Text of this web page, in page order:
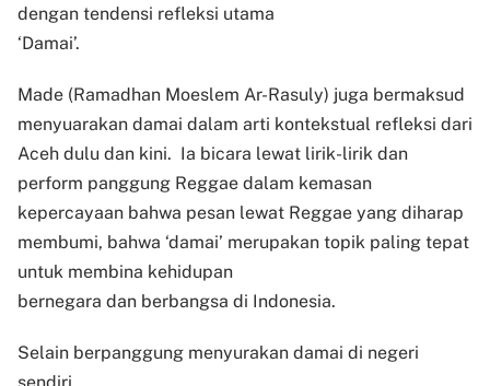
dengan tendensi refleksi utama
‘Damai’.
Made (Ramadhan Moeslem Ar-Rasuly) juga bermaksud
menyuarakan damai dalam arti kontekstual refleksi dari
Aceh dulu dan kini. Ia bicara lewat lirik-lirik dan
perform panggung Reggae dalam kemasan
kepercayaan bahwa pesan lewat Reggae yang diharap
membumi, bahwa ‘damai’ merupakan topik paling tepat
untuk membina kehidupan
bernegara dan berbangsa di Indonesia.
Selain berpanggung menyurakan damai di negeri